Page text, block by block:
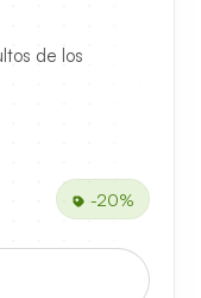
de los
-20%